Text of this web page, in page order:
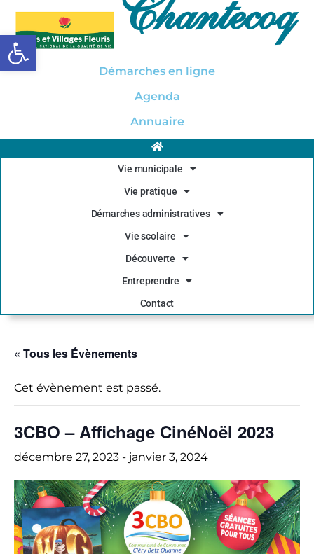
Ouvrir la barre d’outils
Démarches en ligne
Agenda
Annuaire
Vie municipale
Vie pratique
Démarches administratives
Vie scolaire
Découverte
Entreprendre
Contact
« Tous les Évènements
Cet évènement est passé.
3CBO – Affichage CinéNoël 2023
décembre 27, 2023 - janvier 3, 2024